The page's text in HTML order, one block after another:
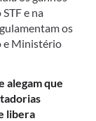
e na
os
e Ministério
alegam que
libera